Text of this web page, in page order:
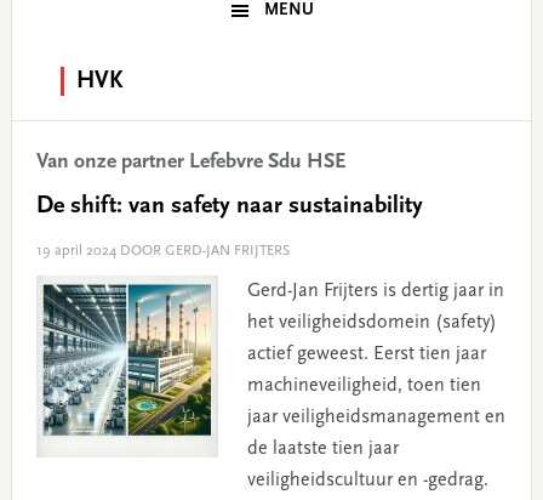
MENU
HVK
Van onze partner Lefebvre Sdu HSE
De shift: van safety naar sustainability
19 april 2024DOOR GERD-JAN FRIJTERS
Gerd-Jan Frijters is dertig jaar in
het veiligheidsdomein (safety)
actief geweest. Eerst tien jaar
machineveiligheid, toen tien
jaar veiligheidsmanagement en
de laatste tien jaar
veiligheidscultuur en -gedrag.